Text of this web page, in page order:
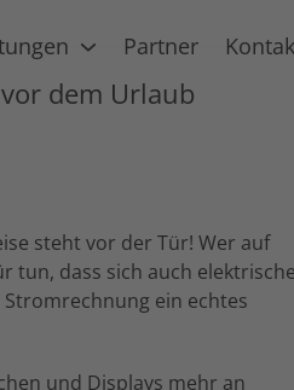
Partner
dem Urlaub
steht vor der Tür! Wer auf
tun, dass sich auch elektrische
ein echtes
und Displays mehr an